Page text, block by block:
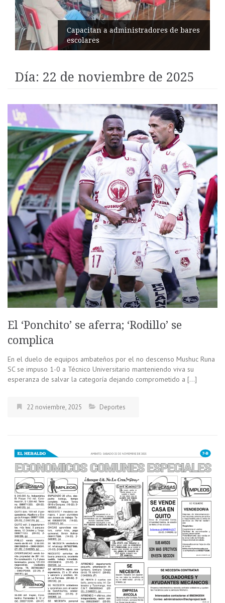
Éxito en recital de Ciudad Poética
Día: 22 de noviembre de 2025
El ‘Ponchito’ se aferra; ‘Rodillo’ se
complica
En el duelo de equipos ambateños por el no descenso Mushuc Runa
SC se impuso 1-0 a Técnico Universitario manteniendo viva su
esperanza de salvar la categoría dejando comprometido a […]
22 noviembre, 2025 Deportes